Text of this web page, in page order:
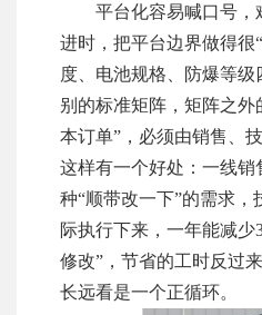
平台化容易喊口号，
进时，把平台边界做得很
度、电池规格、防爆等
别的标准矩阵，矩阵之外
本订单”，必须由销售、
这样有一个好处：一线销
种“顺带改一下”的需求
际执行下来，一年能减少
修改”，节省的工时反过
长远看是一个正循环。